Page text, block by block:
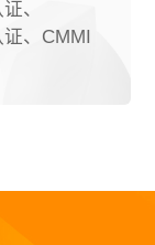
、
、CMMI